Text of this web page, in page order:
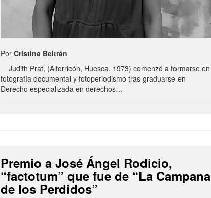
PorCristina Beltrán
Judith Prat, (Altorricón, Huesca, 1973) comenzó a formarse en
fotografía documental y fotoperiodismo tras graduarse en
Derecho especializada en derechos…
Premio a José Ángel Rodicio,
“factotum” que fue de “La Campana
de los Perdidos”